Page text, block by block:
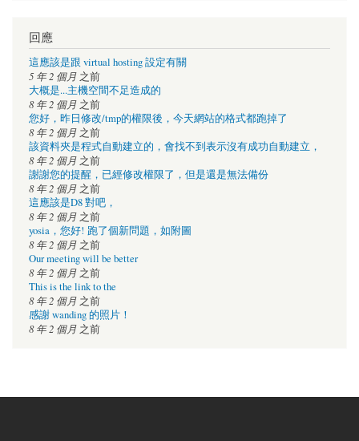
回應
這應該是跟 virtual hosting 設定有關
5 年 2 個月 之前
大概是...主機空間不足造成的
8 年 2 個月 之前
您好，昨日修改/tmp的權限後，今天網站的格式都跑掉了
8 年 2 個月 之前
該資料夾是程式自動建立的，會找不到表示沒有成功自動建立，
8 年 2 個月 之前
謝謝您的提醒，已經修改權限了，但是還是無法備份
8 年 2 個月 之前
這應該是D8 對吧，
8 年 2 個月 之前
yosia，您好! 跑了個新問題，如附圖
8 年 2 個月 之前
Our meeting will be better
8 年 2 個月 之前
This is the link to the
8 年 2 個月 之前
感謝 wanding 的照片！
8 年 2 個月 之前